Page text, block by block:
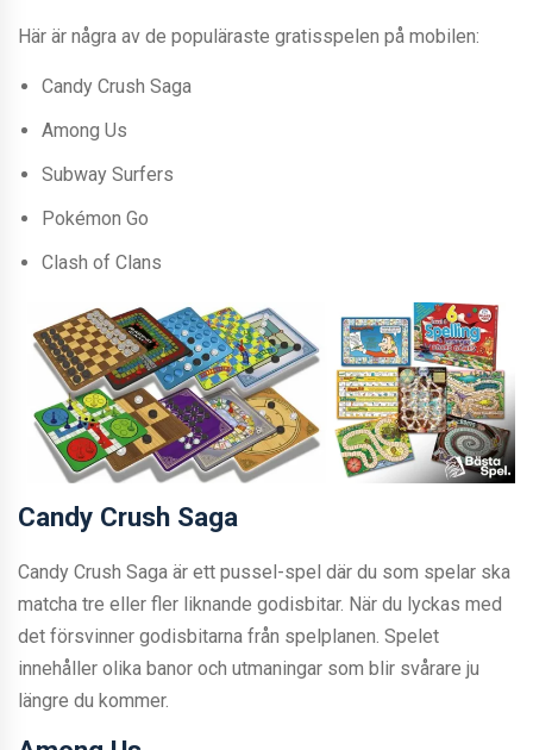
Här är några av de populäraste gratisspelen på mobilen:
Candy Crush Saga
Among Us
Subway Surfers
Pokémon Go
Clash of Clans
Candy Crush Saga
Candy Crush Saga är ett pussel-spel där du som spelar ska
matcha tre eller fler liknande godisbitar. När du lyckas med
det försvinner godisbitarna från spelplanen. Spelet
innehåller olika banor och utmaningar som blir svårare ju
längre du kommer.